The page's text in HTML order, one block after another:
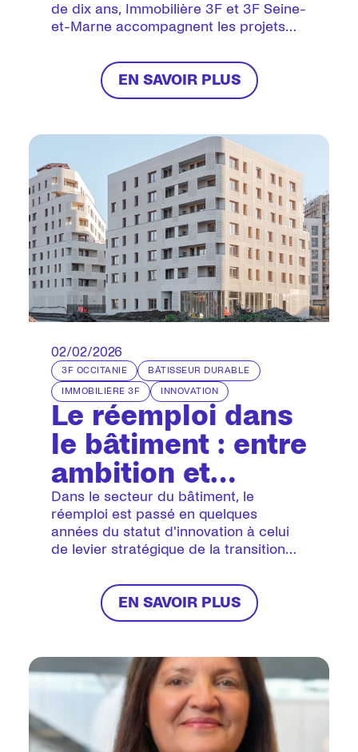
de dix ans, Immobilière 3F et 3F Seine-
et-Marne accompagnent les projets
faveur de la vie et de la solidarité dans
leur quartier.EN SAVOIR PLUS
02/02/2026
3F OCCITANIE
BÂTISSEUR DURABLE
IMMOBILIÈRE 3F
INNOVATION
Le réemploi dans
le bâtiment : entre
ambition et
réalité
opérationnelle
Dans le secteur du bâtiment, le
réemploi est passé en quelques
années du statut d'innovation à celui
de levier stratégique de la transition
enthousiastes se heurtent encore à la
réalité des chantiers - freins
logistiques, surcoûts, absence de
engagés ouvrent la voie et prouvent
que ce modèle plus durable est non
seulement possible, mais porteur
EN SAVOIR PLUS